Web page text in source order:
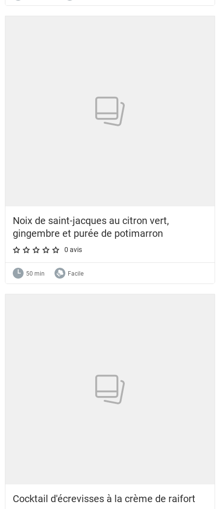
Noix de saint-jacques au citron vert,
gingembre et purée de potimarron
A star rating of 0 out of 5.
0 avis
50 min Facile
Cocktail d'écrevisses à la crème de raifort